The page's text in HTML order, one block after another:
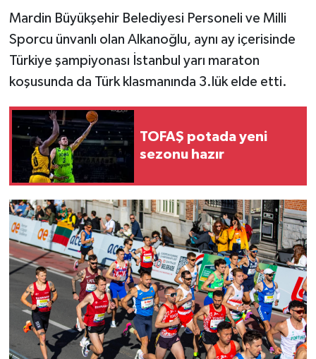
Mardin Büyükşehir Belediyesi Personeli ve Milli
Sporcu ünvanlı olan Alkanoğlu, aynı ay içerisinde
Türkiye şampiyonası İstanbul yarı maraton
koşusunda da Türk klasmanında 3.lük elde etti.
TOFAŞ potada yeni
sezonu hazır